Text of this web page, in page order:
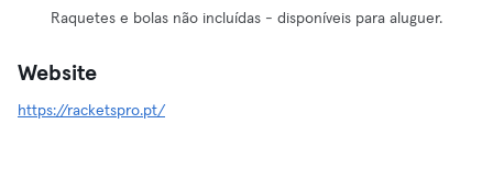
Raquetes e bolas não incluídas - disponíveis para aluguer.
Website
https://racketspro.pt/